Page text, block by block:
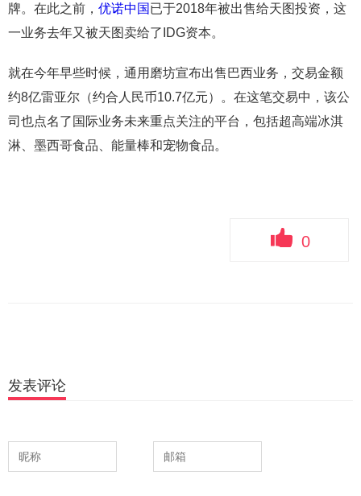
牌。在此之前， 优诺中国已于2018年被出售给天图投资，这
一业务去年又被天图卖给了IDG资本。
就在今年早些时候，通用磨坊宣布出售巴西业务，交易金额
约8亿雷亚尔（约合人民币10.7亿元）。在这笔交易中，该公
司也点名了国际业务未来重点关注的平台，包括超高端冰淇
淋、墨西哥食品、能量棒和宠物食品。
0
发表评论